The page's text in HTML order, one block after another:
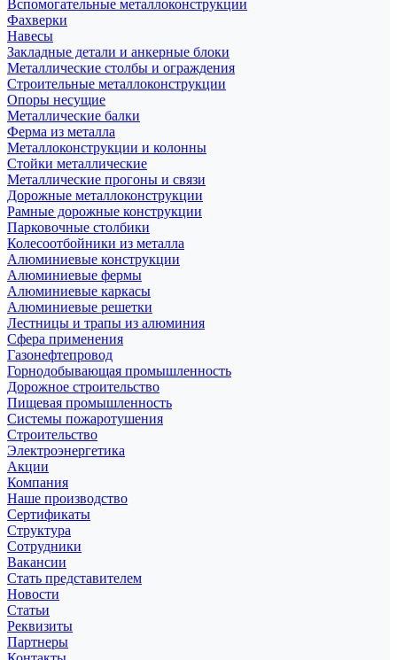
Вспомогательные металлоконструкции
Фахверки
Навесы
Закладные детали и анкерные блоки
Металлические столбы и ограждения
Строительные металлоконструкции
Опоры несущие
Металлические балки
Ферма из металла
Металлоконструкции и колонны
Стойки металлические
Металлические прогоны и связи
Дорожные металлоконструкции
Рамные дорожные конструкции
Парковочные столбики
Колесоотбойники из металла
Алюминиевые конструкции
Алюминиевые фермы
Алюминиевые каркасы
Алюминиевые решетки
Лестницы и трапы из алюминия
Сфера применения
Газонефтепровод
Горнодобывающая промышленность
Дорожное строительство
Пищевая промышленность
Системы пожаротушения
Строительство
Электроэнергетика
Акции
Компания
Наше производство
Сертификаты
Структура
Сотрудники
Вакансии
Стать представителем
Новости
Статьи
Реквизиты
Партнеры